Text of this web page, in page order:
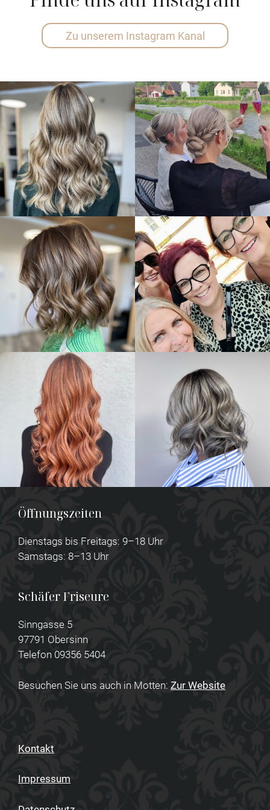
Zu unserem Instagram Kanal
Öffnungszeiten
Dienstags bis Freitags: 9–18 Uhr
Samstags: 8–13 Uhr
Schäfer Friseure
Sinngasse 5
97791 Obersinn
Telefon 09356 5404
Besuchen Sie uns auch in Motten: Zur Website
Kontakt
Impressum